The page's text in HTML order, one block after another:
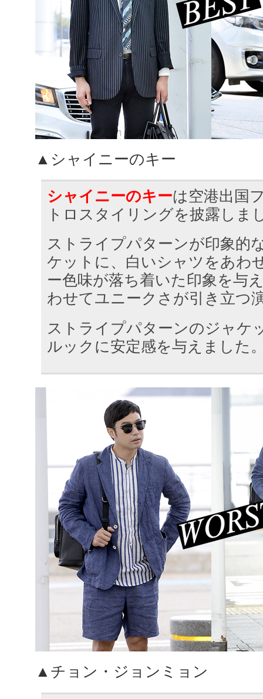
▲シャイニーのキー
シャイニーのキーは空港出国
トロスタイリングを披露しま
ストライプパターンが印象的
ケットに、白いシャツをあわ
ー色味が落ち着いた印象を与
わせてユニークさが引き立つ
ストライプパターンのジャケ
ルックに安定感を与えました
▲チョン・ジョンミョン